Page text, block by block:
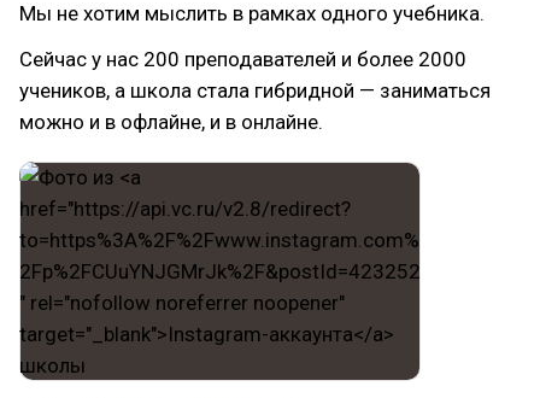
Мы не хотим мыслить в рамках одного учебника.
Сейчас у нас 200 преподавателей и более 2000
учеников, а школа стала гибридной — заниматься
можно и в офлайне, и в онлайне.